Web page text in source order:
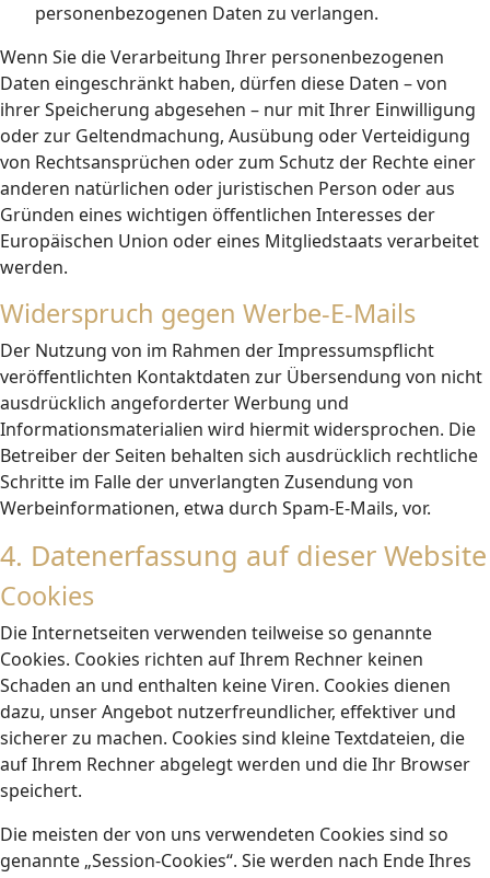
personenbezogenen Daten zu verlangen.
Wenn Sie die Verarbeitung Ihrer personenbezogenen
Daten eingeschränkt haben, dürfen diese Daten – von
ihrer Speicherung abgesehen – nur mit Ihrer Einwilligung
oder zur Geltendmachung, Ausübung oder Verteidigung
von Rechtsansprüchen oder zum Schutz der Rechte einer
anderen natürlichen oder juristischen Person oder aus
Gründen eines wichtigen öffentlichen Interesses der
Europäischen Union oder eines Mitgliedstaats verarbeitet
werden.
Widerspruch gegen Werbe-E-Mails
Der Nutzung von im Rahmen der Impressumspflicht
veröffentlichten Kontaktdaten zur Übersendung von nicht
ausdrücklich angeforderter Werbung und
Informationsmaterialien wird hiermit widersprochen. Die
Betreiber der Seiten behalten sich ausdrücklich rechtliche
Schritte im Falle der unverlangten Zusendung von
Werbeinformationen, etwa durch Spam-E-Mails, vor.
4. Datenerfassung auf dieser Website
Cookies
Die Internetseiten verwenden teilweise so genannte
Cookies. Cookies richten auf Ihrem Rechner keinen
Schaden an und enthalten keine Viren. Cookies dienen
dazu, unser Angebot nutzerfreundlicher, effektiver und
sicherer zu machen. Cookies sind kleine Textdateien, die
auf Ihrem Rechner abgelegt werden und die Ihr Browser
speichert.
Die meisten der von uns verwendeten Cookies sind so
genannte „Session-Cookies“. Sie werden nach Ende Ihres